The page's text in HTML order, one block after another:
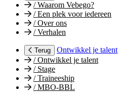
/Waarom Vebego?
/Een plek voor iedereen
/Over ons
/Verhalen
Terug
Ontwikkel je talent
/Ontwikkel je talent
/Stage
/Traineeship
/MBO-BBL